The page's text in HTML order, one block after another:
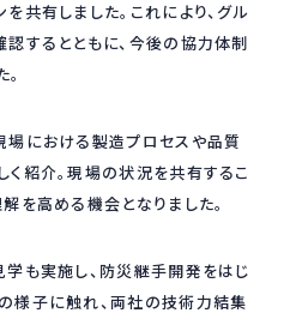
共有しました。これにより、グル
するとともに、今後の協力体制
場における製造プロセスや品質
紹介。現場の状況を共有するこ
を高める機会となりました。
も実施し、防災継手開発をはじ
様子に触れ、両社の技術力結集